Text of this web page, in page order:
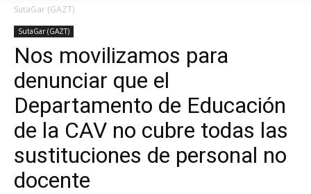
SutaGar (GAZT)
SutaGar (GAZT)
Nos movilizamos para
denunciar que el
Departamento de Educación
de la CAV no cubre todas las
sustituciones de personal no
docente